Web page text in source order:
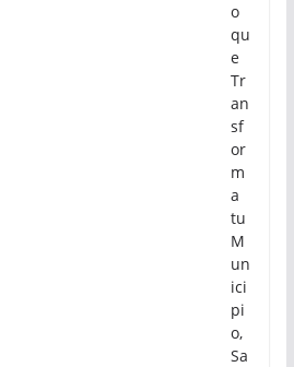
o
qu
e
Tr
an
sf
or
m
a
tu
M
un
ici
pi
o,
Sa